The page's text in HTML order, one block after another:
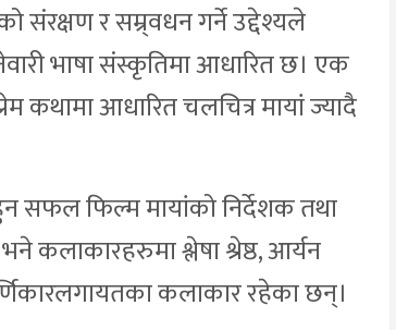
संरक्षण र सम्र्वधन गर्ने उद्देश्यले
भाषा संस्कृतिमा आधारित छ। एक
कथामा आधारित चलचित्र मायां ज्यादै
हुन सफल फिल्म मायांको निर्देशक तथा
कलाकारहरुमा श्लेषा श्रेष्ठ, आर्यन
कलाकार रहेका छन्।